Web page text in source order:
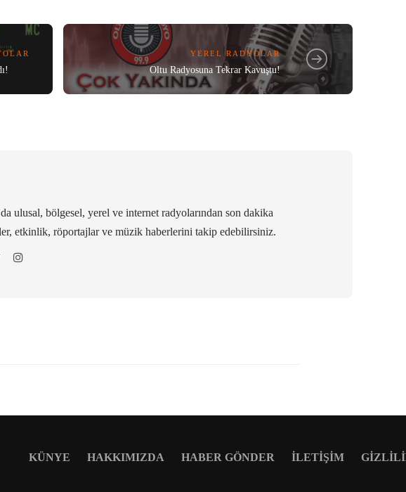
YEREL RADYOLAR
Oltu Radyosuna Tekrar Kavuştu!
ulusal, bölgesel, yerel ve internet radyolarından son dakika
etkinlik, röportajlar ve müzik haberlerini takip edebilirsiniz.
KÜNYE HAKKIMIZDA HABER GÖNDER İLETIŞIM